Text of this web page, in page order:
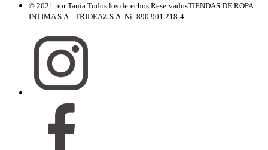
© 2021 por Tania Todos los derechos ReservadosTIENDAS DE ROPA
INTIMA S.A. -TRIDEAZ S.A. Nit 890.901.218-4